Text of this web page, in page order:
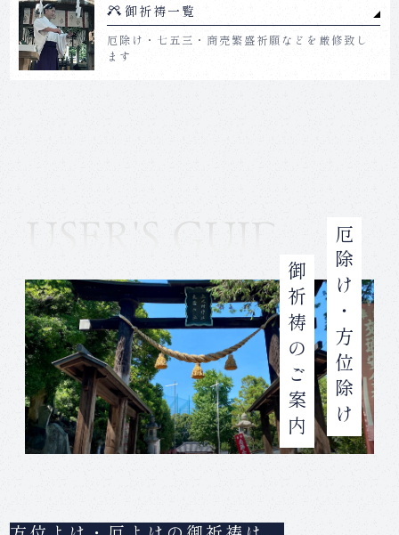
どの神社でお宮参りを行うべき？
方位除け早見表
【令和8年版】七五三に込められた意味・お祝いする年
齢
地鎮祭とは？
地鎮祭の流れ
御祈祷一覧
厄除け・七五三・商売繁盛祈願などを厳修致し
ます
厄除け・方位除け
御祈祷のご案内